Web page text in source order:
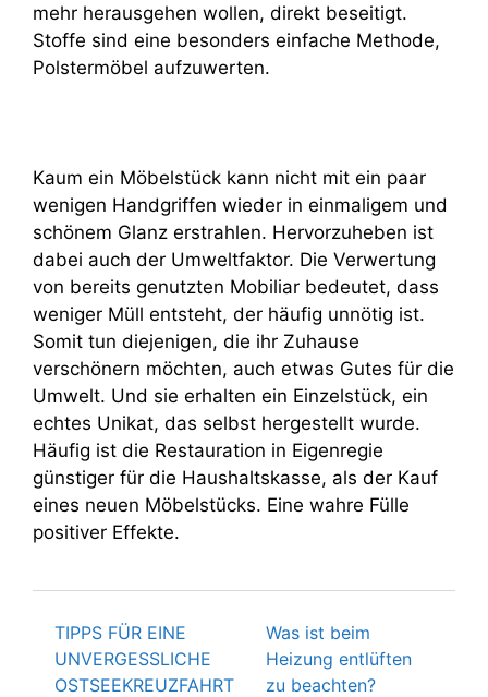
mehr herausgehen wollen, direkt beseitigt.
Stoffe sind eine besonders einfache Methode,
Polstermöbel aufzuwerten.
Kaum ein Möbelstück kann nicht mit ein paar
wenigen Handgriffen wieder in einmaligem und
schönem Glanz erstrahlen. Hervorzuheben ist
dabei auch der Umweltfaktor. Die Verwertung
von bereits genutzten Mobiliar bedeutet, dass
weniger Müll entsteht, der häufig unnötig ist.
Somit tun diejenigen, die ihr Zuhause
verschönern möchten, auch etwas Gutes für die
Umwelt. Und sie erhalten ein Einzelstück, ein
echtes Unikat, das selbst hergestellt wurde.
Häufig ist die Restauration in Eigenregie
günstiger für die Haushaltskasse, als der Kauf
eines neuen Möbelstücks. Eine wahre Fülle
positiver Effekte.
Beitragsnavigation
TIPPS FÜR EINE
UNVERGESSLICHE
OSTSEEKREUZFAHRT
Was ist beim
Heizung entlüften
zu beachten?